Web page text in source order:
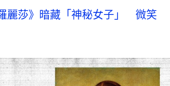
麗莎》暗藏「神秘女子」　微笑